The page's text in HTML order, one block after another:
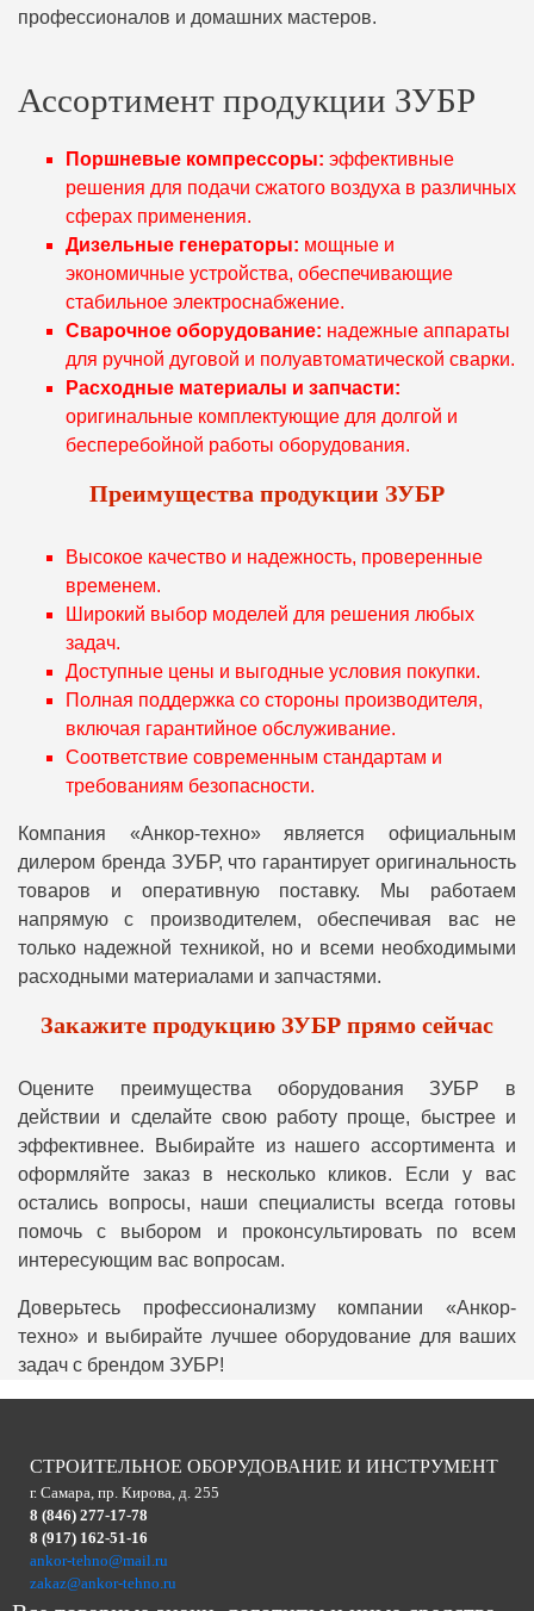
профессионалов и домашних мастеров.
Ассортимент продукции ЗУБР
Поршневые компрессоры: эффективные
решения для подачи сжатого воздуха в различных
сферах применения.
Дизельные генераторы: мощные и
экономичные устройства, обеспечивающие
стабильное электроснабжение.
Сварочное оборудование: надежные аппараты
для ручной дуговой и полуавтоматической сварки.
Расходные материалы и запчасти:
оригинальные комплектующие для долгой и
бесперебойной работы оборудования.
Преимущества продукции ЗУБР
Высокое качество и надежность, проверенные
временем.
Широкий выбор моделей для решения любых
задач.
Доступные цены и выгодные условия покупки.
Полная поддержка со стороны производителя,
включая гарантийное обслуживание.
Соответствие современным стандартам и
требованиям безопасности.
Компания «Анкор-техно» является официальным
дилером бренда ЗУБР, что гарантирует оригинальность
товаров и оперативную поставку. Мы работаем
напрямую с производителем, обеспечивая вас не
только надежной техникой, но и всеми необходимыми
расходными материалами и запчастями.
Закажите продукцию ЗУБР прямо сейчас
Оцените преимущества оборудования ЗУБР в
действии и сделайте свою работу проще, быстрее и
эффективнее. Выбирайте из нашего ассортимента и
оформляйте заказ в несколько кликов. Если у вас
остались вопросы, наши специалисты всегда готовы
помочь с выбором и проконсультировать по всем
интересующим вас вопросам.
Доверьтесь профессионализму компании «Анкор-
техно» и выбирайте лучшее оборудование для ваших
задач с брендом ЗУБР!
СТРОИТЕЛЬНОЕ ОБОРУДОВАНИЕ И ИНСТРУМЕНТ
г. Самара, пр. Кирова, д. 255
8 (846) 277-17-78
8 (917) 162-51-16
ankor-tehno@mail.ru
zakaz@ankor-tehno.ru